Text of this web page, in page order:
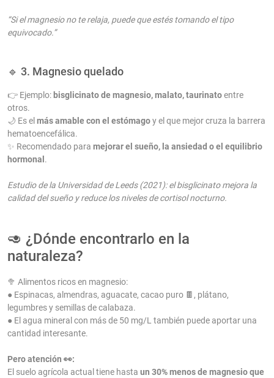
“Si el magnesio no te relaja, puede que estés tomando el tipo
equivocado.”
🔹 3. Magnesio quelado
👉 Ejemplo: bisglicinato de magnesio, malato, taurinatoentre
otros.
🌙 Es el más amable con el estómagoy el que mejor cruza la barrera
hematoencefálica.
✨ Recomendado para mejorar el sueño, la ansiedad o el equilibrio
hormonal .
Estudio de la Universidad de Leeds (2021): el bisglicinato mejora la
calidad del sueño y reduce los niveles de cortisol nocturno.
🥑 ¿Dónde encontrarlo en la
naturaleza?
🥦 Alimentos ricos en magnesio:
● Espinacas, almendras, aguacate, cacao puro 🍫, plátano,
legumbres y semillas de calabaza.
● El agua mineral con más de 50 mg/L también puede aportar una
cantidad interesante.
Pero atención 👀:
El suelo agrícola actual tiene hasta un 30% menos de magnesio que